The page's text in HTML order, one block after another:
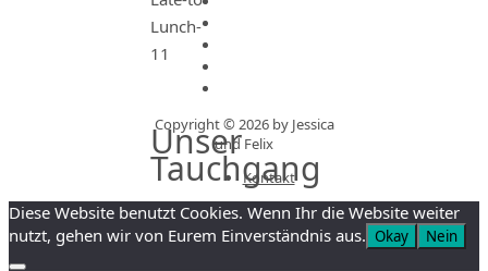
Unser
Tauchgang
Copyright © 2026 by Jessica
und Felix
Kontakt
Diese Website benutzt Cookies. Wenn Ihr die Website weiter
nutzt, gehen wir von Eurem Einverständnis aus. Okay Nein